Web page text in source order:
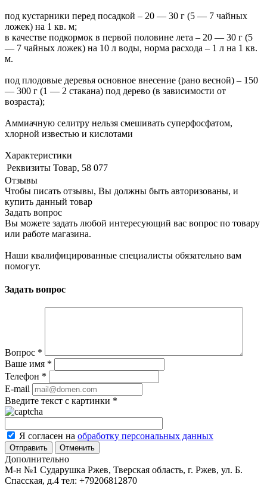
под кустарники перед посадкой – 20 — 30 г (5 — 7 чайных
ложек) на 1 кв. м;
в качестве подкормок в первой половине лета – 20 — 30 г (5
— 7 чайных ложек) на 10 л воды, норма расхода – 1 л на 1 кв.
м.
под плодовые деревья основное внесение (рано весной) – 150
— 300 г (1 — 2 стакана) под дерево (в зависимости от
возраста);
Аммиачную селитру нельзя смешивать суперфосфатом,
хлорной известью и кислотами
Характеристики
Реквизиты Товар, 58 077
Отзывы
Чтобы писать отзывы, Вы должны быть авторизованы, и
купить данный товар
Задать вопрос
Вы можете задать любой интересующий вас вопрос по товару
или работе магазина.
Наши квалифицированные специалисты обязательно вам
помогут.
Задать вопрос
Вопрос *
Ваше имя *
Телефон *
E-mail
Введите текст с картинки *
Я согласен на обработку персональных данных
Отменить
Дополнительно
М-н №1 Сударушка Ржев, Тверская область, г. Ржев, ул. Б.
Спасская, д.4 тел: +79206812870